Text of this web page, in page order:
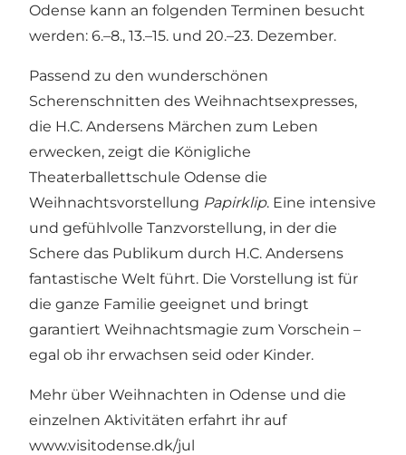
Odense kann an folgenden Terminen besucht
werden: 6.–8., 13.–15. und 20.–23. Dezember.
Passend zu den wunderschönen
Scherenschnitten des Weihnachtsexpresses,
die H.C. Andersens Märchen zum Leben
erwecken, zeigt die Königliche
Theaterballettschule Odense die
Weihnachtsvorstellung Papirklip. Eine intensive
und gefühlvolle Tanzvorstellung, in der die
Schere das Publikum durch H.C. Andersens
fantastische Welt führt. Die Vorstellung ist für
die ganze Familie geeignet und bringt
garantiert Weihnachtsmagie zum Vorschein –
egal ob ihr erwachsen seid oder Kinder.
Mehr über Weihnachten in Odense und die
einzelnen Aktivitäten erfahrt ihr auf
www.visitodense.dk/jul